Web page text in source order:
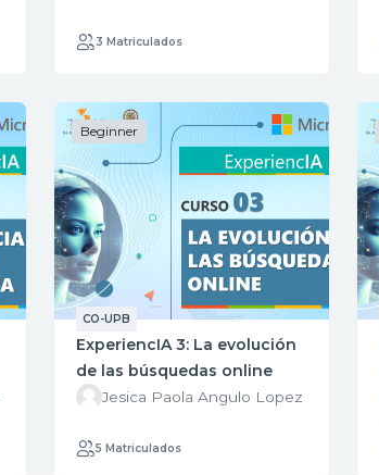
3 Matriculados
Beginner
CO-UPB
ExperiencIA 3: La evolución
de las búsquedas online
Jesica Paola Angulo Lopez
5 Matriculados